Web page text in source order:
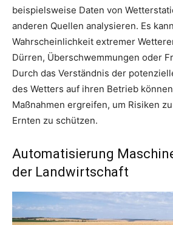
beispielsweise Daten von
anderen Quellen analysieren. Es
Wahrscheinlichkeit extremer
Dürren, Überschwemmungen oder
Durch das Verständnis der
des Wetters auf ihren Betrieb
Maßnahmen ergreifen, um Risiken
Ernten zu schützen.
Automatisierung
der Landwirtschaft